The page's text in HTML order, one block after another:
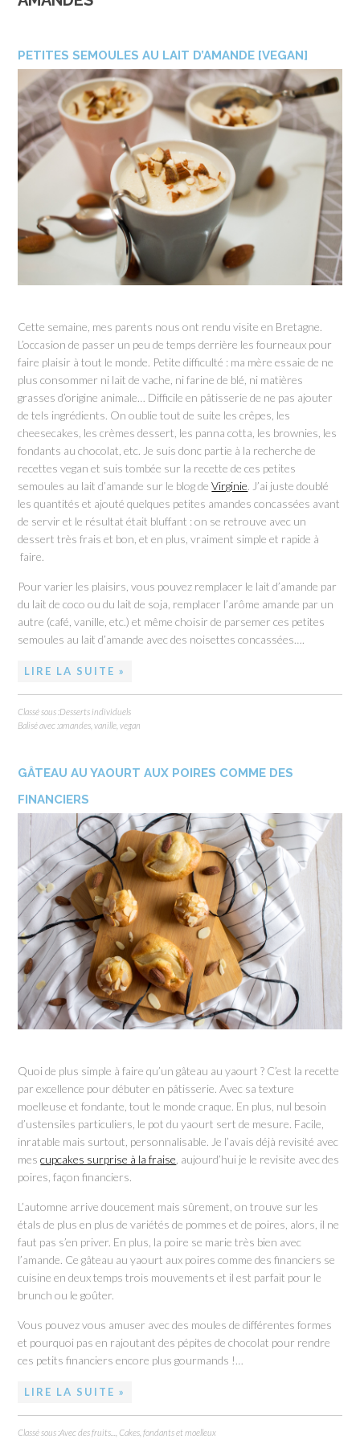
PETITES SEMOULES AU LAIT D’AMANDE [VEGAN]
Cette semaine, mes parents nous ont rendu visite en Bretagne.
L’occasion de passer un peu de temps derrière les fourneaux pour
faire plaisir à tout le monde. Petite difficulté : ma mère essaie de ne
plus consommer ni lait de vache, ni farine de blé, ni matières
grasses d’origine animale… Difficile en pâtisserie de ne pas ajouter
de tels ingrédients. On oublie tout de suite les crêpes, les
cheesecakes, les crèmes dessert, les panna cotta, les brownies, les
fondants au chocolat, etc. Je suis donc partie à la recherche de
recettes vegan et suis tombée sur la recette de ces petites
semoules au lait d’amande sur le blog deVirginie. J’ai juste doublé
les quantités et ajouté quelques petites amandes concassées avant
de servir et le résultat était bluffant : on se retrouve avec un
dessert très frais et bon, et en plus, vraiment simple et rapide à
faire.
Pour varier les plaisirs, vous pouvez remplacer le lait d’amande par
du lait de coco ou du lait de soja, remplacer l’arôme amande par un
autre (café, vanille, etc.) et même choisir de parsemer ces petites
semoules au lait d’amande avec des noisettes concassées….
LIRE LA SUITE »
Classé sous :Desserts individuels
Balisé avec :amandes ,vanille ,vegan
GÂTEAU AU YAOURT AUX POIRES COMME DES
FINANCIERS
Quoi de plus simple à faire qu’un gâteau au yaourt ? C’est la recette
par excellence pour débuter en pâtisserie. Avec sa texture
moelleuse et fondante, tout le monde craque. En plus, nul besoin
d’ustensiles particuliers, le pot du yaourt sert de mesure. Facile,
inratable mais surtout, personnalisable. Je l’avais déjà revisité avec
mescupcakes surprise à la fraise , aujourd’hui je le revisite avec des
poires, façon financiers.
L’automne arrive doucement mais sûrement, on trouve sur les
étals de plus en plus de variétés de pommes et de poires, alors, il ne
faut pas s’en priver. En plus, la poire se marie très bien avec
l’amande. Ce gâteau au yaourt aux poires comme des financiers se
cuisine en deux temps trois mouvements et il est parfait pour le
brunch ou le goûter.
Vous pouvez vous amuser avec des moules de différentes formes
et pourquoi pas en rajoutant des pépites de chocolat pour rendre
ces petits financiers encore plus gourmands !…
LIRE LA SUITE »
Classé sous :Avec des fruits... ,Cakes, fondants et moelleux